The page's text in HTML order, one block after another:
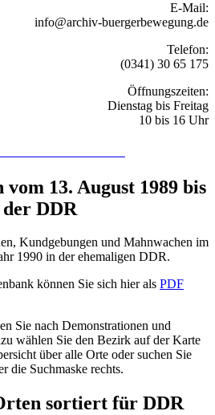
E-Mail:
info@archiv-buergerbewegung.de
Telefon:
(0341) 30 65 175
Öffnungszeiten:
Dienstag bis Freitag
10 bis 16 Uhr
13. August 1989 bis
DDR
Kundgebungen und Mahnwachen im
1990 in der ehemaligen DDR.
können Sie sich hier als PDF
Sie nach Demonstrationen und
wählen Sie den Bezirk auf der Karte
über alle Orte oder suchen Sie
die Suchmaske rechts.
sortiert für DDR